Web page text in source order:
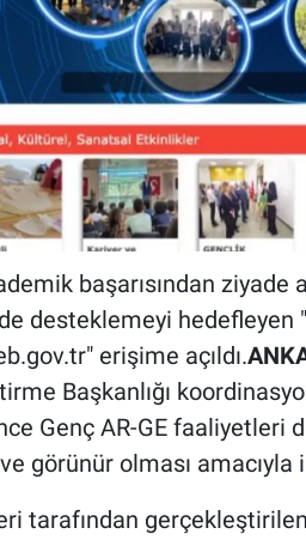
başarısından ziyade
desteklemeyi hedefleyen
erişime açıldı.
Başkanlığı
Genç AR-GE faaliyetleri
görünür olması
tarafından